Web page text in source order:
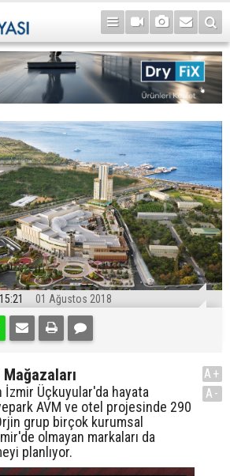
15:21 01 Ağustos 2018
İzmir Üçkuyular'da hayata
AVM ve otel projesinde 290
grup birçok kurumsal
olmayan markaları da
planlıyor.
A+
A-